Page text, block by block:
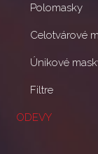
Polomasky
Celotvárové
Únikové
Filtre
ODEVY